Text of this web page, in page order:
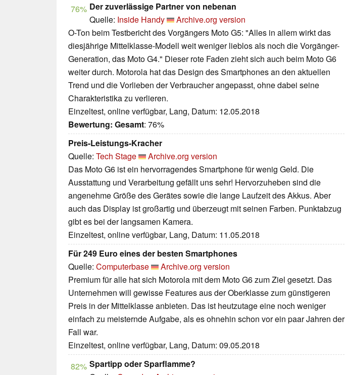
76% Der zuverlässige Partner von nebenan
Quelle: Inside Handy
Archive.org version
O-Ton beim Testbericht des Vorgängers Moto G5: "Alles in allem wirkt das
diesjährige Mittelklasse-Modell weit weniger lieblos als noch die Vorgänger-
Generation, das Moto G4." Dieser rote Faden zieht sich auch beim Moto G6
weiter durch. Motorola hat das Design des Smartphones an den aktuellen
Trend und die Vorlieben der Verbraucher angepasst, ohne dabei seine
Charakteristika zu verlieren.
Einzeltest, online verfügbar, Lang, Datum: 12.05.2018
Bewertung: Gesamt: 76%
Preis-Leistungs-Kracher
Quelle: Tech Stage
Archive.org version
Das Moto G6 ist ein hervorragendes Smartphone für wenig Geld. Die
Ausstattung und Verarbeitung gefällt uns sehr! Hervorzuheben sind die
angenehme Größe des Gerätes sowie die lange Laufzeit des Akkus. Aber
auch das Display ist großartig und überzeugt mit seinen Farben. Punktabzug
gibt es bei der langsamen Kamera.
Einzeltest, online verfügbar, Lang, Datum: 11.05.2018
Für 249 Euro eines der besten Smartphones
Quelle: Computerbase
Archive.org version
Premium für alle hat sich Motorola mit dem Moto G6 zum Ziel gesetzt. Das
Unternehmen will gewisse Features aus der Oberklasse zum günstigeren
Preis in der Mittelklasse anbieten. Das ist heutzutage eine noch weniger
einfach zu meisternde Aufgabe, als es ohnehin schon vor ein paar Jahren der
Fall war.
Einzeltest, online verfügbar, Lang, Datum: 09.05.2018
82% Spartipp oder Sparflamme?